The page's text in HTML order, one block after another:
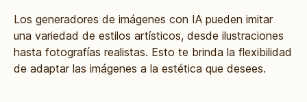
Los generadores de imágenes con IA pueden imitar
una variedad de estilos artísticos, desde ilustraciones
hasta fotografías realistas. Esto te brinda la flexibilidad
de adaptar las imágenes a la estética que desees.